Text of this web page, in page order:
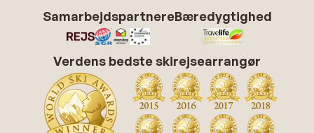
SamarbejdspartnereBæredygtighed
Verdens bedste skirejsearrangør